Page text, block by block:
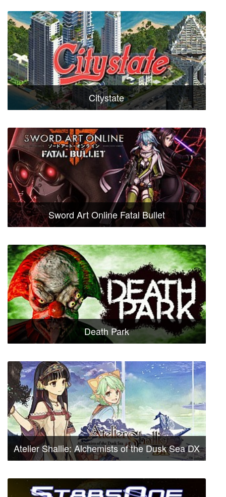
Citystate
Sword Art Online Fatal Bullet
Death Park
Atelier Shallie: Alchemists of the Dusk Sea DX